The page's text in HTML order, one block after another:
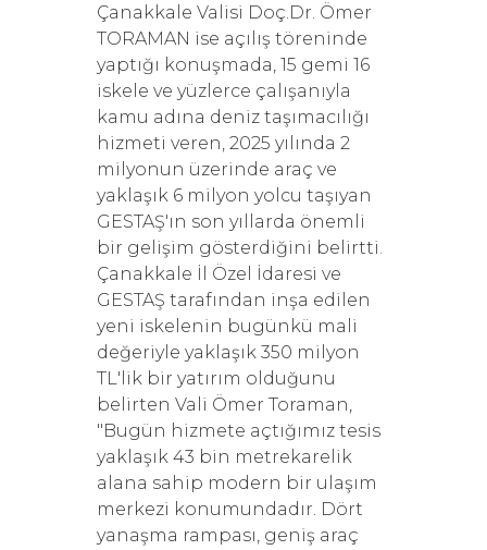
Çanakkale Valisi Doç.Dr. Ömer
TORAMAN ise açılış töreninde
yaptığı konuşmada, 15 gemi 16
iskele ve yüzlerce çalışanıyla
kamu adına deniz taşımacılığı
hizmeti veren, 2025 yılında 2
milyonun üzerinde araç ve
yaklaşık 6 milyon yolcu taşıyan
GESTAŞ'ın son yıllarda önemli
bir gelişim gösterdiğini belirtti.
Çanakkale İl Özel İdaresi ve
GESTAŞ tarafından inşa edilen
yeni iskelenin bugünkü mali
değeriyle yaklaşık 350 milyon
TL'lik bir yatırım olduğunu
belirten Vali Ömer Toraman,
"Bugün hizmete açtığımız tesis
yaklaşık 43 bin metrekarelik
alana sahip modern bir ulaşım
merkezi konumundadır. Dört
yanaşma rampası, geniş araç